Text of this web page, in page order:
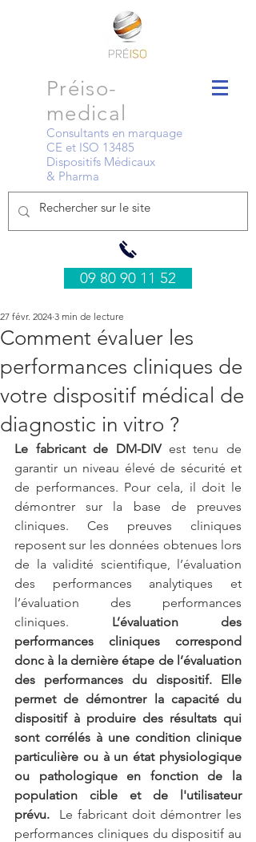
Préiso-
medical
Consultants en marquage
CE et ISO 13485
Dispositifs Médicaux
& Pharma
09 80 90 11 52
Comment évaluer les
performances cliniques de
votre dispositif médical de
diagnostic in vitro ?
27 févr. 2024 3 min de lecture
Le fabricant de DM-DIV est tenu de
garantir un niveau élevé de sécurité et
de performances. Pour cela, il doit le
démontrer sur la base de preuves
cliniques. Ces preuves cliniques
reposent sur les données obtenues lors
de la validité scientifique, l’évaluation
des performances analytiques et
l’évaluation des performances
cliniques. L’évaluation des
performances cliniques correspond
donc à la dernière étape de l’évaluation
des performances du dispositif. Elle
permet de démontrer la capacité du
dispositif à produire des résultats qui
sont corrélés à une condition clinique
particulière ou à un état physiologique
ou pathologique en fonction de la
population cible et de l'utilisateur
prévu. Le fabricant doit démontrer les
performances cliniques du dispositif au